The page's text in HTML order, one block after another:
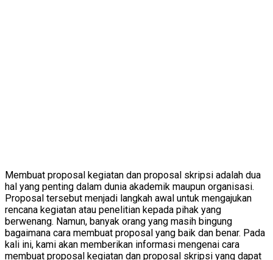
Membuat proposal kegiatan dan proposal skripsi adalah dua
hal yang penting dalam dunia akademik maupun organisasi.
Proposal tersebut menjadi langkah awal untuk mengajukan
rencana kegiatan atau penelitian kepada pihak yang
berwenang. Namun, banyak orang yang masih bingung
bagaimana cara membuat proposal yang baik dan benar. Pada
kali ini, kami akan memberikan informasi mengenai cara
membuat proposal kegiatan dan proposal skripsi yang dapat